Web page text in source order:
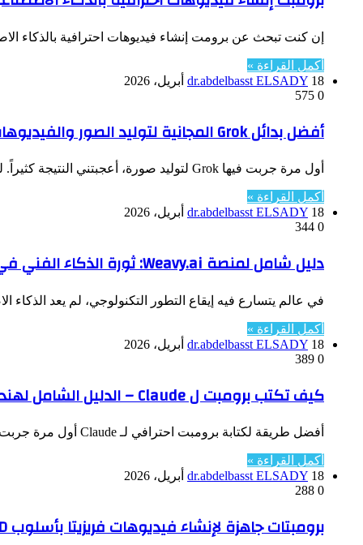
إن كنت تبحث عن برومت إنشاء فيديوهات احترافية بالذكاء
أكمل القراءة »
dr.abdelbasst ELSADY 18 أبريل، 2026
0
أفضل بدائل Grok المجانية لتوليد الصور والفيديوهات بالذكاء الاصطناعي
أول مرة جربت فيها Grok لتوليد صورة، أعجبتني النتيجة كثيراً. لكن سرعان ما اصطدمت بالحقيقة — القيود المجانية لا تكفي…
أكمل القراءة »
dr.abdelbasst ELSADY 18 أبريل، 2026
0
دليل شامل لمنصة Weavy.ai: ثورة الذكاء الفني في عالم التصميم
في عالم يتسارع فيه إيقاع التطور التكنولوجي، لم يعد
أكمل القراءة »
dr.abdelbasst ELSADY 18 أبريل، 2026
0
كيف تكتب برومبت ل Claude – الدليل الشامل لهندسة الأوامر
أفضل طريقة لكتابة برومبت احترافي لـ Claude أول مرة جربت فيها Claude، كتبت له ببساطة: “اكتب لي خطة تسويقية“. جاء…
أكمل القراءة »
dr.abdelbasst ELSADY 18 أبريل، 2026
0
برومبتات جاهزة لإنشاء فيديوهات فريزيتا بأسلوب Pixar 3D